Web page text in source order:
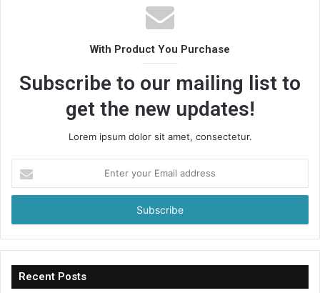
With Product You Purchase
Subscribe to our mailing list to
get the new updates!
Lorem ipsum dolor sit amet, consectetur.
your
Email
Recent Posts